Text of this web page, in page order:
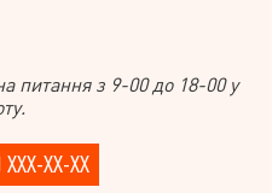
питання з 9-00 до 18-00 у
XX-XX